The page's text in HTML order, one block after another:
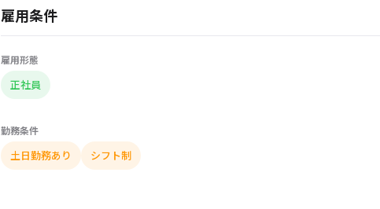
雇用条件
雇用形態
正社員
勤務条件
土日勤務あり シフト制